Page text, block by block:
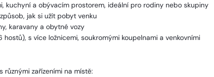
kuchyní a obývacím prostorem, ideální pro rodiny nebo skupiny
jak si užít pobyt venku
karavany a obytné vozy
s více ložnicemi, soukromými koupelnami a venkovními
zařízeními na místě: